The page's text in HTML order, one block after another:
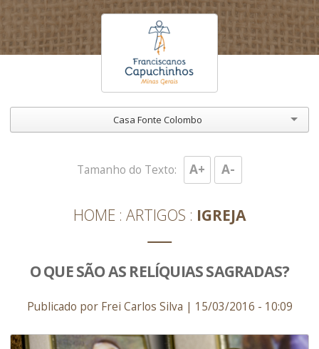
Casa Fonte Colombo
HOME ARTIGOS IGREJA
Tamanho do Texto: A+ A-
O QUE SÃO AS RELÍQUIAS SAGRADAS?
Publicado por Frei Carlos Silva | 15/03/2016 - 10:09